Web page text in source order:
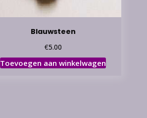
Blauwsteen
€5.00
Toevoegen aan winkelwagen